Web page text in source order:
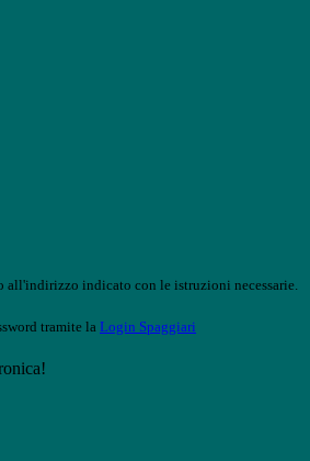
all'indirizzo indicato con le istruzioni necessarie.
tramite la Login Spaggiari